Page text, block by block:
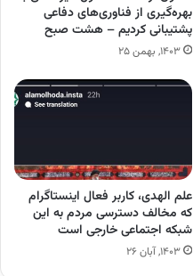
بهره‌گیری از فناوری‌های دفاعی
پشتیبانی کردیم – هشت صبح
۱۴۰۳, بهمن ۲۵
علم الهدی، کاربر فعال اینستاگرام
که مخالف دسترسی مردم به این
شبکه اجتماعی خارجی است
۱۴۰۳, آبان ۲۶